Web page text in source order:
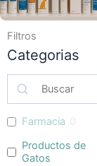
Filtros
Categorias
Farmacia 0
Productos de
Gatos